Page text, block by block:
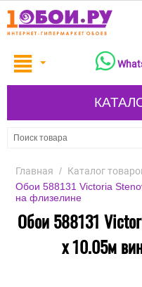
Главная / Каталог
Обои 588131 Victoria
на флизелине
Обои 588131
x 10.05м